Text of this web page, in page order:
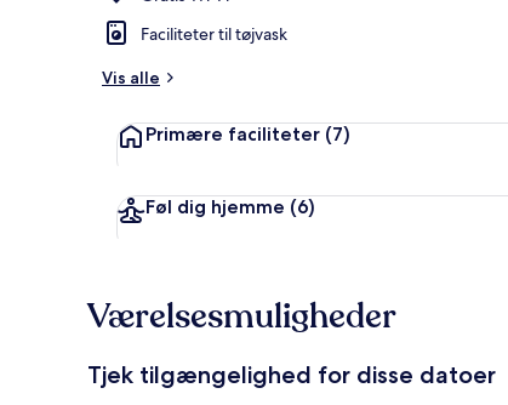
Faciliteter til tøjvask
Vis alle
Primære faciliteter (7)
Føl dig hjemme (6)
Værelsesmuligheder
Tjek tilgængelighed for disse datoer